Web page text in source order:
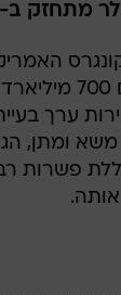
ב-0.3% מול
שנועדה
ערך
ומתן,
פשרות